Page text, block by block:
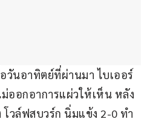
วันอาทิตย์ที่ผ่านมา ไบเออร์
ม่ออกอาการแผ่วให้เห็น หลัง
โวล์ฟสบวร์ก นิ่มแข้ง 2-0 ทำ